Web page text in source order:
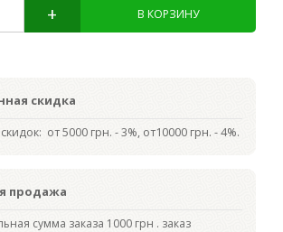
скидка
от 5000 грн. - 3%, от10000 грн. - 4%.
продажа
сумма заказа 1000 грн . заказ